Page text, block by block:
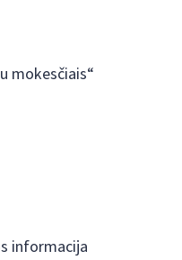
mokesčiais“
informacija